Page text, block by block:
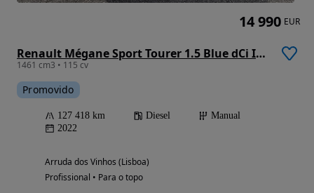
Renault Mégane Sport Tourer 1.5 Blue dCi Intens
1461 cm3 • 115 cv
Promovido
127 418 km Diesel
Manual
2022
Arruda dos Vinhos (Lisboa)
Profissional • Para o topo
14 990 EUR